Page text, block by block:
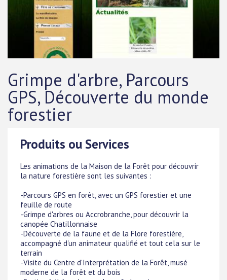
Grimpe d'arbre, Parcours
GPS, Découverte du monde
forestier
Produits ou Services
Les animations de la Maison de la Forêt pour découvrir
la nature forestière sont les suivantes :
-Parcours GPS en forêt, avec un GPS forestier et une
feuille de route
-Grimpe d'arbres ou Accrobranche, pour découvrir la
canopée Chatillonnaise
-Découverte de la faune et de la Flore forestière,
accompagné d'un animateur qualifié et tout cela sur le
terrain
-Visite du Centre d'Interprétation de la Forêt, musé
moderne de la forêt et du bois